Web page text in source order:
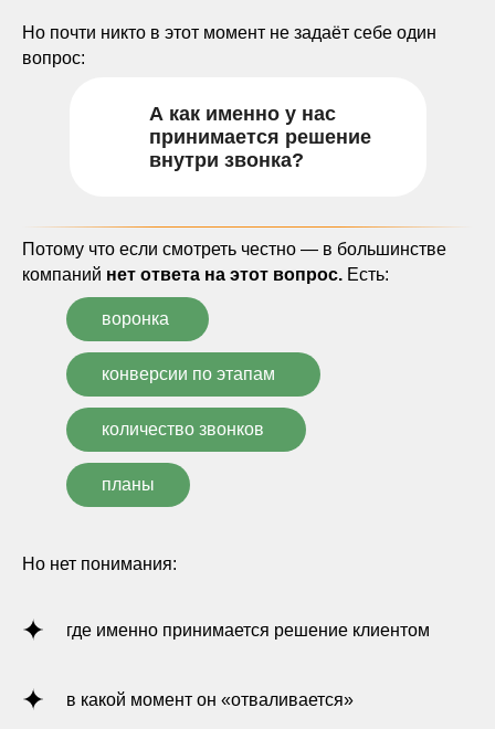
Но почти никто в этот момент не задаёт себе один
вопрос:
А как именно у нас
принимается решение
внутри звонка?
Потому что если смотреть честно — в большинстве
компаний нет ответа на этот вопрос. Есть:
планы
количество звонков
конверсии по этапам
воронка
Но нет понимания:
где именно принимается решение клиентом
в какой момент он «отваливается»